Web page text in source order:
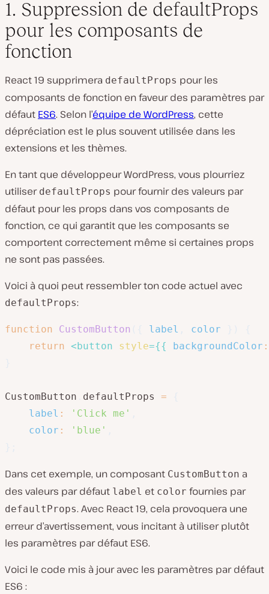
1. Suppression de defaultProps
pour les composants de
fonction
React 19 supprimera defaultProps pour les
composants de fonction en faveur des paramètres par
défaut ES6. Selon l’équipe de WordPress, cette
dépréciation est le plus souvent utilisée dans les
extensions et les thèmes.
En tant que développeur WordPress, vous plourriez
utiliser defaultProps pour fournir des valeurs par
défaut pour les props dans vos composants de
fonction, ce qui garantit que les composants se
comportent correctement même si certaines props
ne sont pas passées.
Voici à quoi peut ressembler ton code actuel avec
defaultProps:
function CustomButton label color
return <button style={{ backgroundColor :
CustomButton defaultProps =
label : 'Click me'
color : 'blue'
Dans cet exemple, un composant CustomButton a
des valeurs par défaut label et color fournies par
defaultProps. Avec React 19, cela provoquera une
erreur d’avertissement, vous incitant à utiliser plutôt
les paramètres par défaut ES6.
Voici le code mis à jour avec les paramètres par défaut
ES6 :